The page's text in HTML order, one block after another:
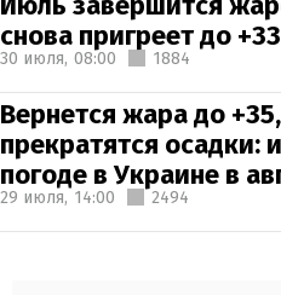
снова пригреет до
30 июля, 08:00 1884
Вернется жара до
прекратятся осадки:
погоде в Украине в
29 июля, 14:00 2494